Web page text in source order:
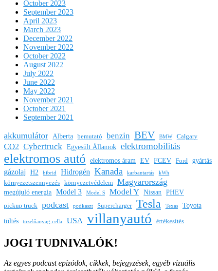
October 2023
September 2023
April 2023
March 2023
December 2022
November 2022
October 2022
August 2022
July 2022
June 2022
May 2022
November 2021
October 2021
September 2021
akkumulátor Alberta bemutató benzin BEV BMW Calgary
CO2 Cybertruck Egyesült Államok elektromobilitás
elektromos autó elektromos áram EV FCEV Ford gyártás
gázolaj H2 hibrid Hidrogén Kanada karbantartás kWh
környezetszennyezés környezetvédelem Magyarország
megújuló energia Model 3 Model S Model Y Nissan PHEV
pickup truck podcast podkaszt Supercharger Tesla Texas
Toyota
töltés
tüzelőanyag-cella USA villanyautó értékesítés
JOGI TUDNIVALÓK!
Az egyes podcast epizódok, cikkek, bejegyzések, egyéb vizuális